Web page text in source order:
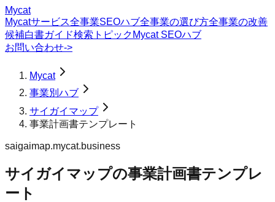
Mycat
Mycatサービス全事業SEOハブ全事業の選び方全事業の改善
候補白書ガイド検索トピック Mycat SEOハブ
お問い合わせ->
Mycat
事業別ハブ
サイガイマップ
事業計画書テンプレート
saigaimap.mycat.business
サイガイマップの事業計画書テンプレ
ート